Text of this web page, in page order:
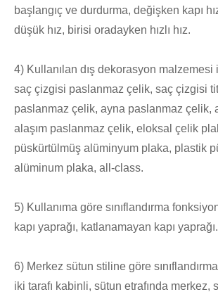
başlangıç ​​ve durdurma, değişken kapı
düşük hız, birisi oradayken hızlı hız.
4) Kullanılan dış dekorasyon malzemesi
saç çizgisi paslanmaz çelik, saç çizgisi
paslanmaz çelik, ayna paslanmaz çelik,
alaşım paslanmaz çelik, eloksal çelik
püskürtülmüş alüminyum plaka, plastik
alüminum plaka, all-class.
5) Kullanıma göre sınıflandırma
kapı yaprağı, katlanamayan kapı yaprağı.
6) Merkez sütun stiline göre
iki tarafı kabinli, sütun etrafında merkez,